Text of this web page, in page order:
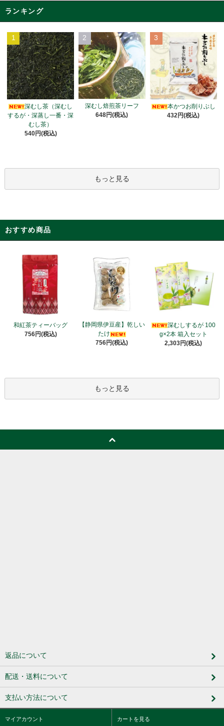
ランキング
1
深むし茶（深むし
するが・深蒸し一番・深
むし茶）
540円(税込)
2
深むし焙煎茶リーフ
648円(税込)
3
本かつお削りぶし
432円(税込)
もっと見る
おすすめ商品
和紅茶ティーバッグ
756円(税込)
【静岡県伊豆産】乾しい
たけ
756円(税込)
深むしするが 100
g×2本 箱入セット
2,303円(税込)
もっと見る
返品について
配送・送料について
支払い方法について
マイアカウント カートを見る